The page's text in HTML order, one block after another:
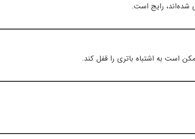
شده‌اند، رایج است.
است به اشتباه باتری را قفل کند.